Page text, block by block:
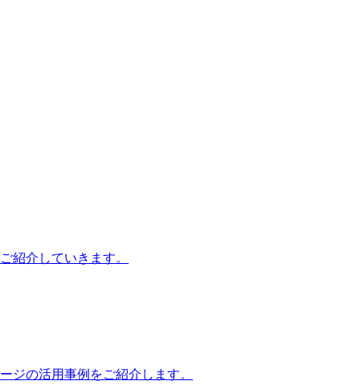
紹介していきます。
ジの活用事例をご紹介します。